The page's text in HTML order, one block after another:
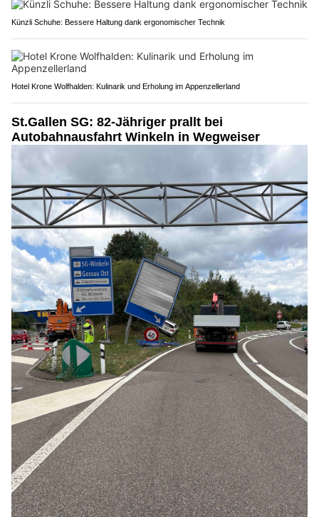
Künzli Schuhe: Bessere Haltung dank ergonomischer Technik
Hotel Krone Wolfhalden: Kulinarik und Erholung im Appenzellerland
St.Gallen SG: 82-Jähriger prallt bei
Autobahnausfahrt Winkeln in Wegweiser